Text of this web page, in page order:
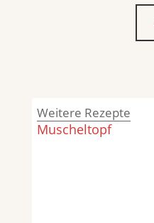
Weitere Rezepte
Muscheltopf